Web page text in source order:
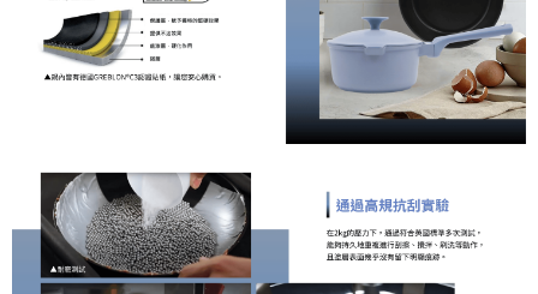
４．使用「AFTEE先享後付」時，將依據個別帳號之用戶狀況，依本公司即
時審查核予不同之上限額度；若仍有額度不足之情形，本公司將視審查結果
請求用戶進行身份認證。
５．嚴禁一人註冊多個帳號或使用他人資訊註冊。若發現惡意使用之情形，
恩沛科技股份有限公司將有權停止該用戶之使用額度並採取法律行動。